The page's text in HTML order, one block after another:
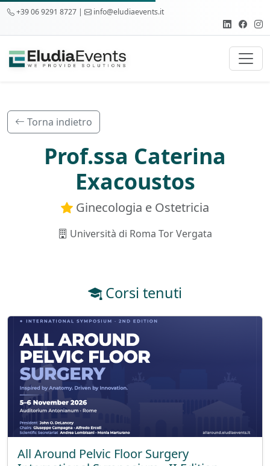
+39 06 9291 8727 | info@eludiaevents.it
Torna indietro
Prof.ssa Caterina
Exacoustos
Ginecologia e Ostetricia
Università di Roma Tor Vergata
Corsi tenuti
All Around Pelvic Floor Surgery